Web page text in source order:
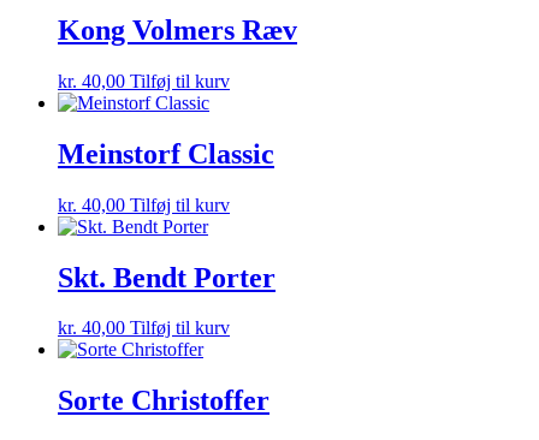
Kong Volmers Ræv
kr. 40,00 Tilføj til kurv
Meinstorf Classic
kr. 40,00 Tilføj til kurv
Skt. Bendt Porter
kr. 40,00 Tilføj til kurv
Sorte Christoffer